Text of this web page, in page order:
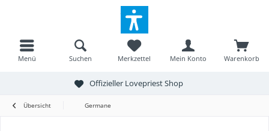
Menü Warenkorb
Merkzettel Mein Konto
Suchen
Offizieller Lovepriest Shop
Übersicht Germane